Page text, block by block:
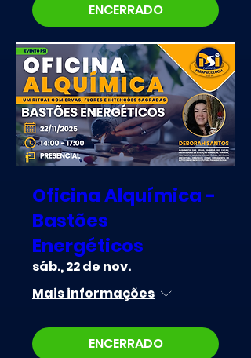
ENCERRADO
Oficina Alquímica -
Bastões
Energéticos
sáb., 22 de nov.
Mais informações
ENCERRADO